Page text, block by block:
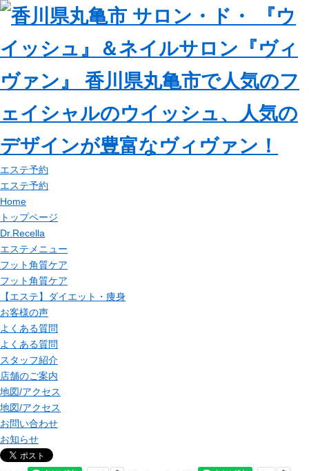
エステ予約
エステ予約
Home
トップページ
Dr.Recella
エステメニュー
フット角質ケア
フット角質ケア
【エステ】ダイエット・痩身
お客様の声
よくある質問
よくある質問
スタッフ紹介
店舗のご案内
地図/アクセス
地図/アクセス
お問い合わせ
お知らせ